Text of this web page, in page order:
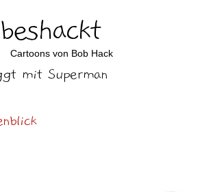
Cartoons von Bob Hack
mit Superman